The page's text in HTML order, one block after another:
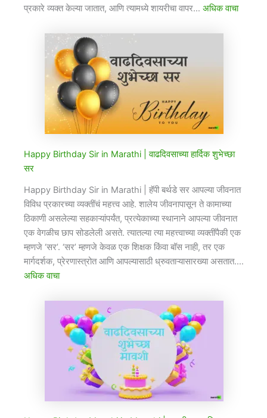
प्रकारे व्यक्त केल्या जातात, आणि त्यामध्ये शायरीचा वापर… अधिक वाचा
Happy Birthday Sir in Marathi​ | वाढदिवसाच्या हार्दिक शुभेच्छा
सर
Happy Birthday Sir in Marathi​ | हॅपी बर्थडे सर आपल्या जीवनात
विविध प्रकारच्या व्यक्तींचं महत्त्व आहे. शालेय जीवनापासून ते कामाच्या
ठिकाणी असलेल्या सहकाऱ्यांपर्यंत, प्रत्येकाच्या स्थानाने आपल्या जीवनात
एक वेगळीच छाप सोडलेली असते. त्यातल्या त्या महत्त्वाच्या व्यक्तींपैकी एक
म्हणजे ‘सर’. ‘सर’ म्हणजे केवळ एक शिक्षक किंवा बॉस नाही, तर एक
मार्गदर्शक, प्रेरणास्त्रोत आणि आपल्यासाठी ध्रुवताऱ्यासारख्या असतात.…
अधिक वाचा